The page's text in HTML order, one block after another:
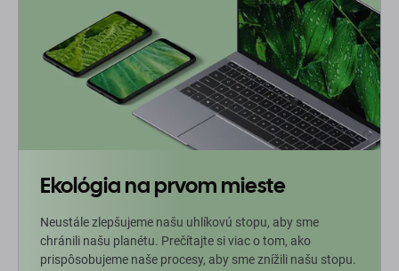
Ekológia na prvom mieste
Neustále zlepšujeme našu uhlíkovú stopu, aby sme
chránili našu planétu. Prečítajte si viac o tom, ako
prispôsobujeme naše procesy, aby sme znížili našu stopu.